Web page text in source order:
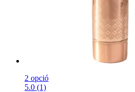
2 opció
5.0 (1)